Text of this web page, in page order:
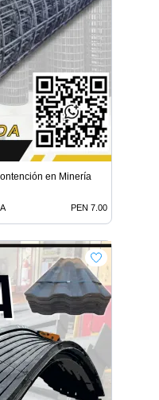
en Minería
PEN 7.00